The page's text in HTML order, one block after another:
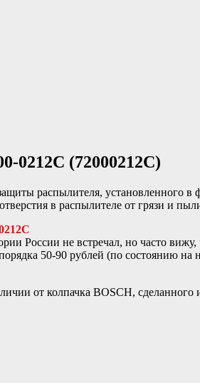
0212C (72000212C)
распылителя, установленного
в распылителе от грязи и
России не встречал, но часто
50-90 рублей (по состоянию
от колпачка BOSCH, сделанного